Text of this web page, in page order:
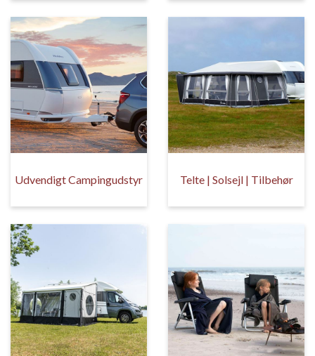
Udvendigt Campingudstyr Telte | Solsejl | Tilbehør